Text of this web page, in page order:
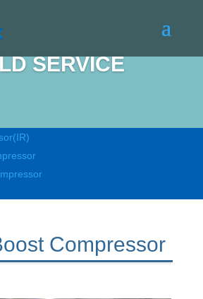
SERVICE
Compressor